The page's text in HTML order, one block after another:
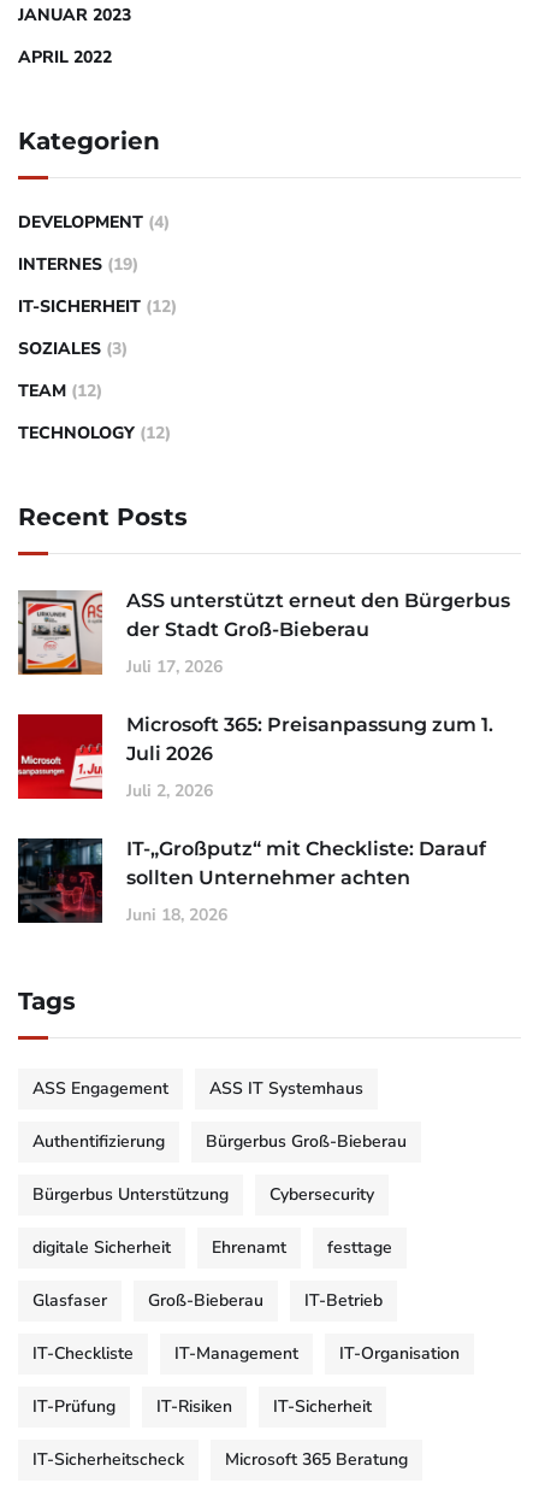
JANUAR 2023
APRIL 2022
Kategorien
DEVELOPMENT (4)
INTERNES (19)
IT-SICHERHEIT (12)
SOZIALES (3)
TEAM (12)
TECHNOLOGY (12)
Recent Posts
ASS unterstützt erneut den Bürgerbus
der Stadt Groß-Bieberau
Juli 17, 2026
Microsoft 365: Preisanpassung zum 1.
Juli 2026
Juli 2, 2026
IT-„Großputz“ mit Checkliste: Darauf
sollten Unternehmer achten
Juni 18, 2026
Tags
ASS Engagement ASS IT Systemhaus
Authentifizierung Bürgerbus Groß-Bieberau
Bürgerbus Unterstützung Cybersecurity
digitale Sicherheit Ehrenamt festtage
Glasfaser Groß-Bieberau IT-Betrieb
IT-Checkliste IT-Management IT-Organisation
IT-Prüfung IT-Risiken IT-Sicherheit
IT-Sicherheitscheck Microsoft 365 Beratung